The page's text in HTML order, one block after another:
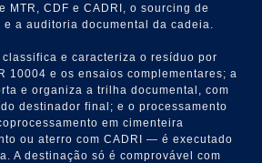
MTR, CDF e CADRI, o sourcing de
a auditoria documental da cadeia.
e caracteriza o resíduo por
10004 e os ensaios complementares; a
e organiza a trilha documental, com
destinador final; e o processamento
em cimenteira
ou aterro com CADRI — é executado
A destinação só é comprovável com